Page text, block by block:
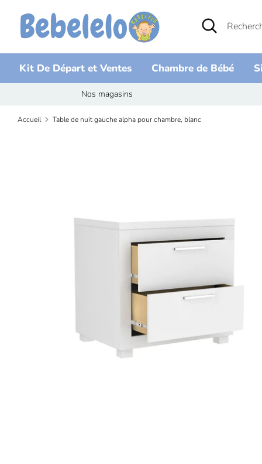
contenu
Recherche
Rechercher
dans
boutique
Kit De Départ et Ventes Chambre de Bébé
Nos magasins
Accueil Table de nuit gauche alpha pour chambre, blanc